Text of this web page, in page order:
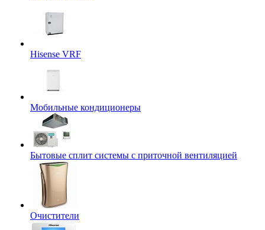
Hisense VRF
Мобильные кондиционеры
Бытовые сплит системы с приточной вентиляцией
Очистители